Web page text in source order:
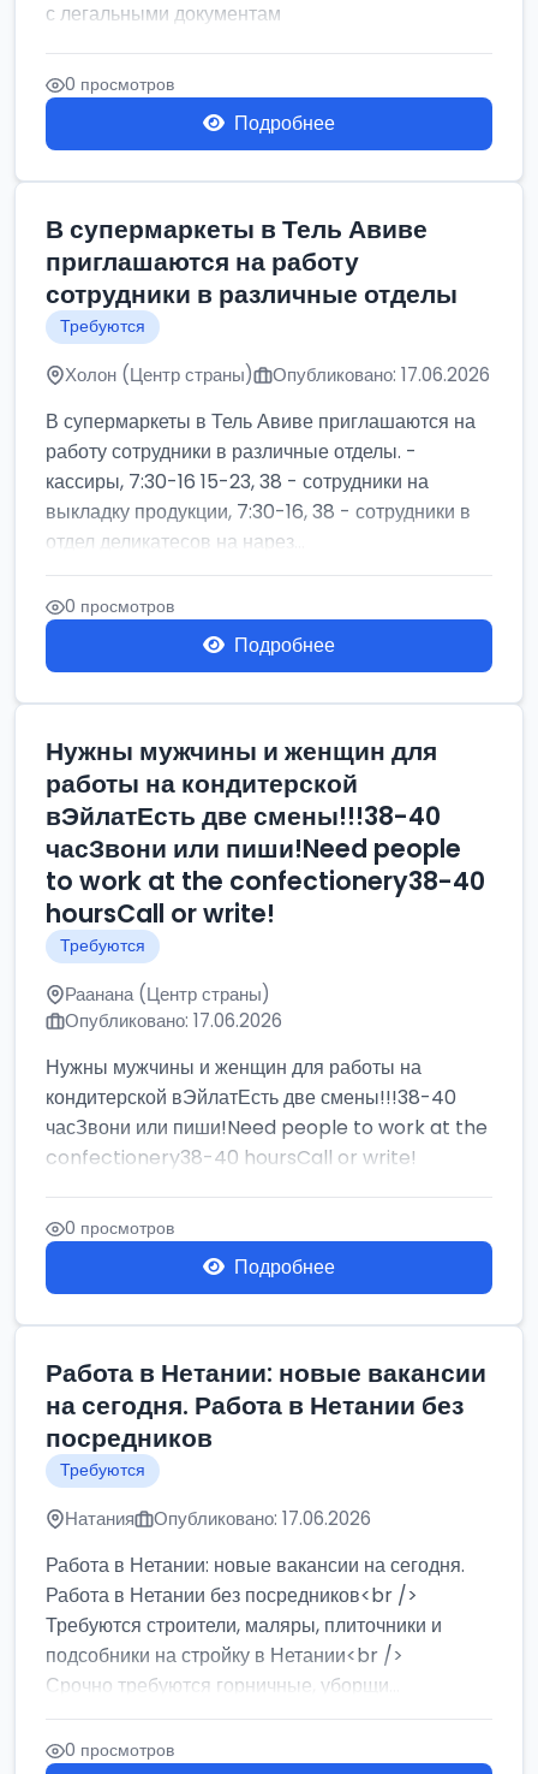
с легальными документам
0 просмотров
Подробнее
В супермаркеты в Тель Авиве
приглашаются на работу
сотрудники в различные отделы
Требуются
Холон (Центр страны) Опубликовано: 17.06.2026
В супермаркеты в Тель Авиве приглашаются на
работу сотрудники в различные отделы. -
кассиры, 7:30-16 15-23, 38 - сотрудники на
выкладку продукции, 7:30-16, 38 - сотрудники в
отдел деликатесов на нарез...
0 просмотров
Подробнее
Нужны мужчины и женщин для
работы на кондитерской
вЭйлатЕсть две смены!!!38-40
часЗвони или пиши!Need people
to work at the confectionery38-40
hoursCall or write!
Требуются
Раанана (Центр страны)
Опубликовано: 17.06.2026
Нужны мужчины и женщин для работы на
кондитерской вЭйлатЕсть две смены!!!38-40
часЗвони или пиши!Need people to work at the
confectionery38-40 hoursCall or write!
0 просмотров
Подробнее
Работа в Нетании: новые вакансии
на сегодня. Работа в Нетании без
посредников
Требуются
Натания Опубликовано: 17.06.2026
Работа в Нетании: новые вакансии на сегодня.
Работа в Нетании без посредников<br />
Требуются строители, маляры, плиточники и
подсобники на стройку в Нетании<br />
Срочно требуются горничные, уборщи...
0 просмотров